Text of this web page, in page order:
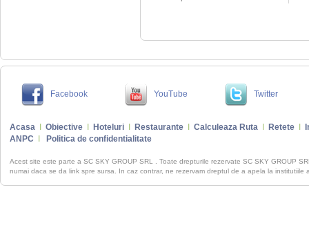
Facebook YouTube Twitter
Acasa Obiective Hoteluri Restaurante Calculeaza Ruta Retete
ANPC
Politica de confidentialitate
Acest site este parte a SC SKY GROUP SRL . Toate drepturile rezervate SC SKY GROUP
numai daca se da link spre sursa. In caz contrar, ne rezervam dreptul de a apela la institutiile